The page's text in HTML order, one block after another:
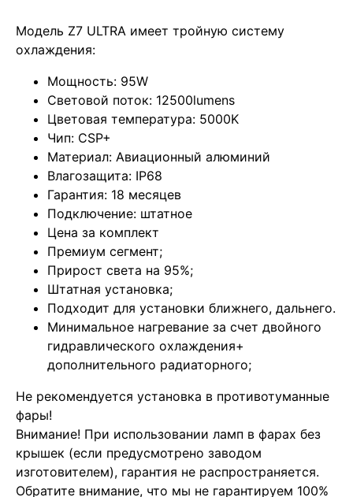
Модель Z7 ULTRA имеет тройную систему
охлаждения:
Мощность: 95W
Световой поток: 12500lumens
Цветовая температура: 5000K
Чип: CSP+
Материал: Авиационный алюминий
Влагозащита: IP68
Гарантия: 18 месяцев
Подключение: штатное
Цена за комплект
Премиум сегмент;
Прирост света на 95%;
Штатная установка;
Подходит для установки ближнего, дальнего.
Минимальное нагревание за счет двойного
гидравлического охлаждения+
дополнительного радиаторного;
Не рекомендуется установка в противотуманные
фары!
Внимание! При использовании ламп в фарах без
крышек (если предусмотрено заводом
изготовителем), гарантия не распространяется.
Обратите внимание, что мы не гарантируем 100%